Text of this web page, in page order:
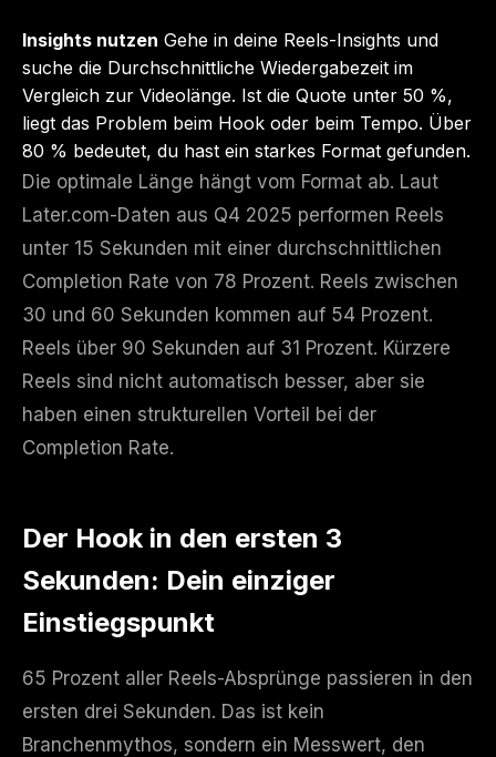
Insights nutzen Gehe in deine Reels-Insights und
suche die Durchschnittliche Wiedergabezeit im
Vergleich zur Videolänge. Ist die Quote unter 50 %,
liegt das Problem beim Hook oder beim Tempo. Über
80 % bedeutet, du hast ein starkes Format gefunden.
Die optimale Länge hängt vom Format ab. Laut
Later.com-Daten aus Q4 2025 performen Reels
unter 15 Sekunden mit einer durchschnittlichen
Completion Rate von 78 Prozent. Reels zwischen
30 und 60 Sekunden kommen auf 54 Prozent.
Reels über 90 Sekunden auf 31 Prozent. Kürzere
Reels sind nicht automatisch besser, aber sie
haben einen strukturellen Vorteil bei der
Completion Rate.
Der Hook in den ersten 3
Sekunden: Dein einziger
Einstiegspunkt
65 Prozent aller Reels-Absprünge passieren in den
ersten drei Sekunden. Das ist kein
Branchenmythos, sondern ein Messwert, den